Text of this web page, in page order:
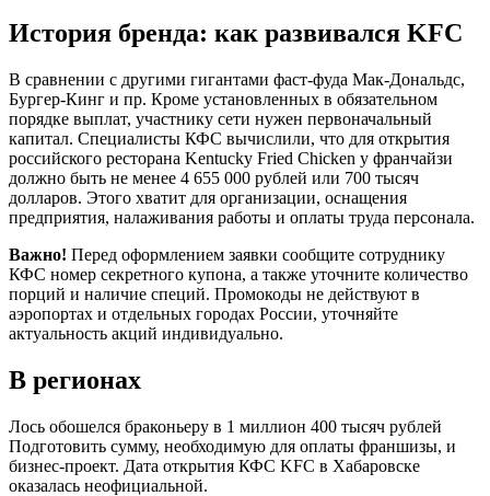
История бренда: как развивался KFC
В сравнении с другими гигантами фаст-фуда Мак-Дональдс,
Бургер-Кинг и пр. Кроме установленных в обязательном
порядке выплат, участнику сети нужен первоначальный
капитал. Специалисты КФС вычислили, что для открытия
российского ресторана Kentucky Fried Chicken у франчайзи
должно быть не менее 4 655 000 рублей или 700 тысяч
долларов. Этого хватит для организации, оснащения
предприятия, налаживания работы и оплаты труда персонала.
Важно! Перед оформлением заявки сообщите сотруднику
КФС номер секретного купона, а также уточните количество
порций и наличие специй. Промокоды не действуют в
аэропортах и отдельных городах России, уточняйте
актуальность акций индивидуально.
В регионах
Лось обошелся браконьеру в 1 миллион 400 тысяч рублей
Подготовить сумму, необходимую для оплаты франшизы, и
бизнес-проект. Дата открытия КФС KFC в Хабаровске
оказалась неофициальной.